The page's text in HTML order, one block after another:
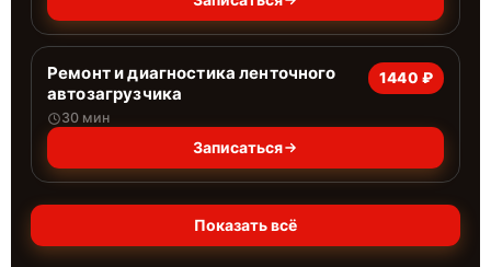
Ремонт и диагностика ленточного
автозагрузчика
30 мин
1440 ₽
Записаться
Показать всё